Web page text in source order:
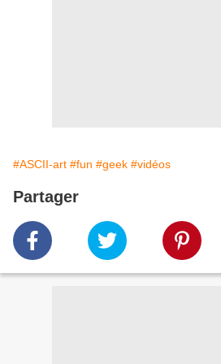
#ASCII-art #fun #geek #vidéos
Partager